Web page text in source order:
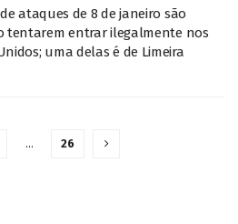
ataques de 8 de janeiro são
tentarem entrar ilegalmente nos
uma delas é de Limeira
… 26